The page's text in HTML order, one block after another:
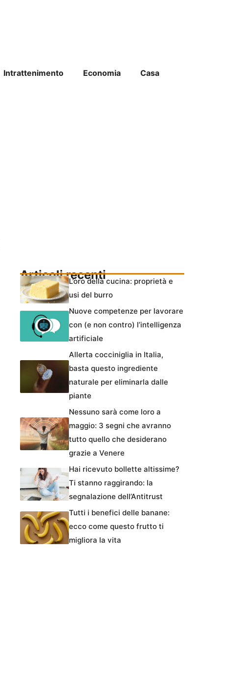
Intrattenimento Economia Casa
Articoli recentiL’oro della cucina: proprietà e
usi del burro
Nuove competenze per lavorare
con (e non contro) l’intelligenza
artificiale
Allerta cocciniglia in Italia,
basta questo ingrediente
naturale per eliminarla dalle
piante
Nessuno sarà come loro a
maggio: 3 segni che avranno
tutto quello che desiderano
grazie a Venere
Hai ricevuto bollette altissime?
Ti stanno raggirando: la
segnalazione dell’Antitrust
Tutti i benefici delle banane:
ecco come questo frutto ti
migliora la vita